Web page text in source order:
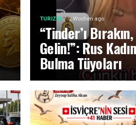
TURIZM 2 Wochen ago
“Tinder’ı
Gelin!”: Rus
Bulma Tüyoları